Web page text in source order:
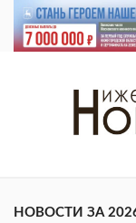
НОВОСТИ ЗА